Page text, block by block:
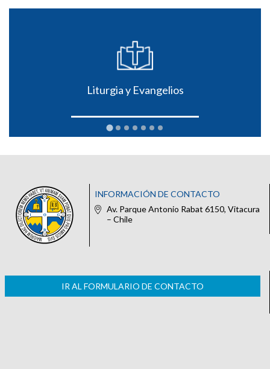
Liturgia y Evangelios
INFORMACIÓN DE CONTACTO
Av. Parque Antonio Rabat 6150, Vitacura
– Chile
IR AL FORMULARIO DE CONTACTO